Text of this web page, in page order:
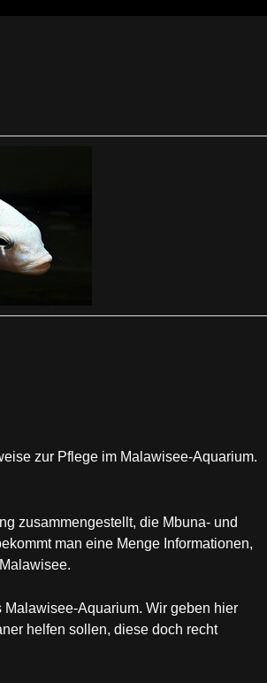
zur Pflege im Malawisee-Aquarium.
zusammengestellt, die Mbuna- und
man eine Menge Informationen,
Aquarium. Wir geben hier
helfen sollen, diese doch recht